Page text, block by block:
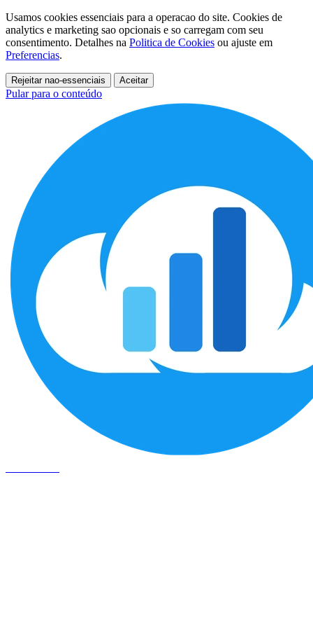
Usamos cookies essenciais para a operacao do site. Cookies de
analytics e marketing sao opcionais e so carregam com seu
consentimento. Detalhes na Politica de Cookies ou ajuste em
Preferencias.
Rejeitar nao-essenciais Aceitar
Pular para o conteúdo